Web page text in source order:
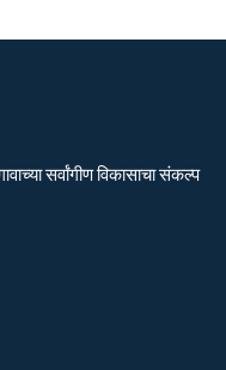
सर्वांगीण विकासाचा संकल्प